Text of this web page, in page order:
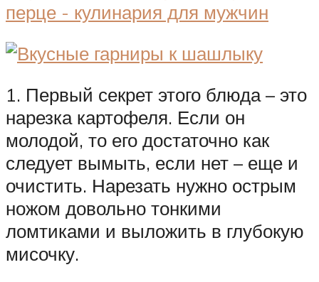
1. Первый секрет этого блюда – это
нарезка картофеля. Если он
молодой, то его достаточно как
следует вымыть, если нет – еще и
очистить. Нарезать нужно острым
ножом довольно тонкими
ломтиками и выложить в глубокую
мисочку.